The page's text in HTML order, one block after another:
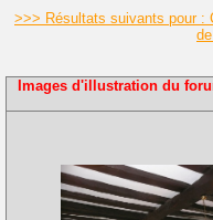
>>> Résultats suivants pour :
Images d'illustration du